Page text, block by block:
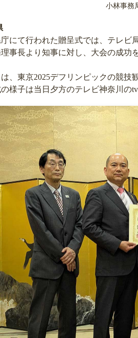
小林事務
にて行われた贈呈式では、テレビ
理事長より知事に対し、大会の成
、東京2025デフリンピックの競技
様子は当日夕方のテレビ神奈川の